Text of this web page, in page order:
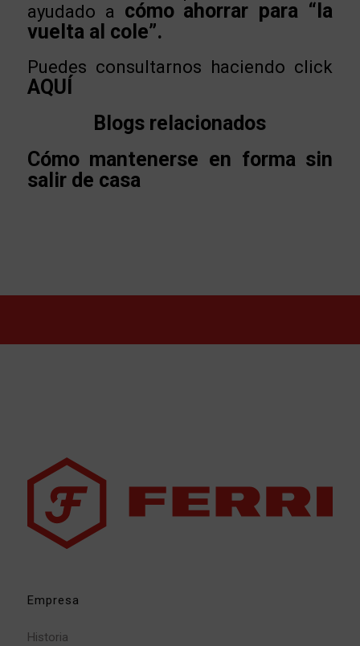
ayudado a cómo ahorrar para “la
vuelta al cole”.
Puedes consultarnos haciendo click
AQUÍ
Blogs relacionados
Cómo mantenerse en forma sin
salir de casa
Empresa
Historia